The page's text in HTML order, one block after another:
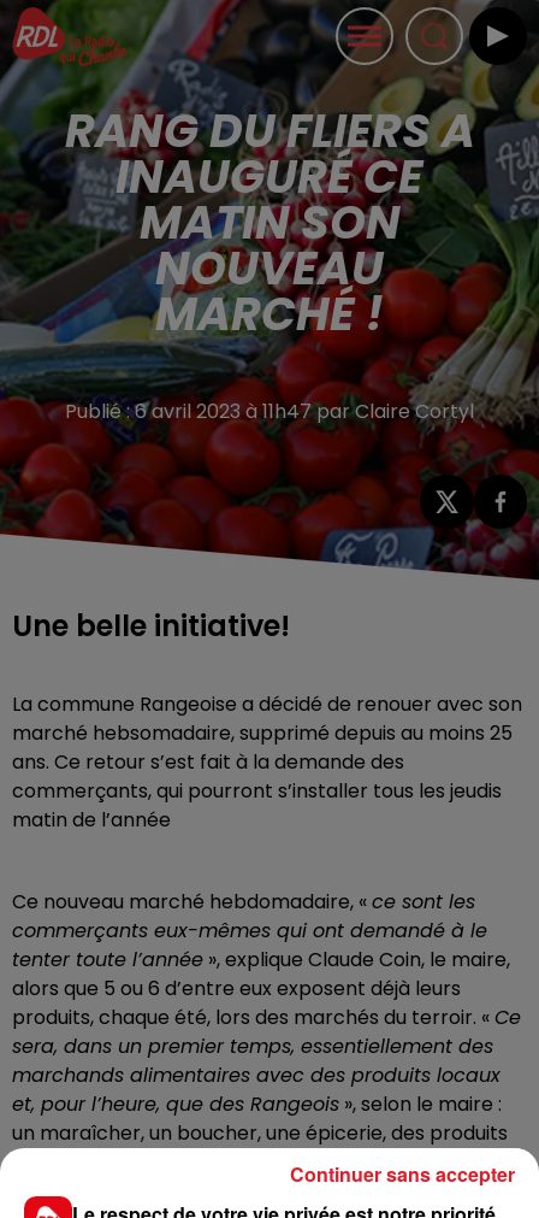
RANG DU FLIERS A
INAUGURÉ CE
MATIN SON
NOUVEAU
MARCHÉ !
Publié : 6 avril 2023 à 11h47 par Claire Cortyl
Une belle initiative!
La commune Rangeoise a décidé de renouer avec son
marché hebsomadaire, supprimé depuis au moins 25
ans. Ce retour s’est fait à la demande des
commerçants, qui pourront s’installer tous les jeudis
matin de l’année
Ce nouveau marché hebdomadaire, «ce sont les
commerçants eux-mêmes qui ont demandé à le
tenter toute l’année », explique Claude Coin, le maire,
alors que 5 ou 6 d’entre eux exposent déjà leurs
produits, chaque été, lors des marchés du terroir. «Ce
sera, dans un premier temps, essentiellement des
marchands alimentaires avec des produits locaux
et, pour l’heure, que des Rangeois », selon le maire :
un maraîcher, un boucher, une épicerie, des produits
fermiers… «
Il pourra aussi y avoir de la vente de
végétaux, les fleuristes sont les bienvenus»
Continuer sans accepter